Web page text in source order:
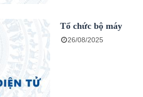
Tổ chức bộ máy
26/08/2025